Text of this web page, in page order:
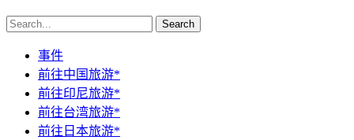
Search
事件
前往中国旅游*
前往印尼旅游*
前往台湾旅游*
前往日本旅游*